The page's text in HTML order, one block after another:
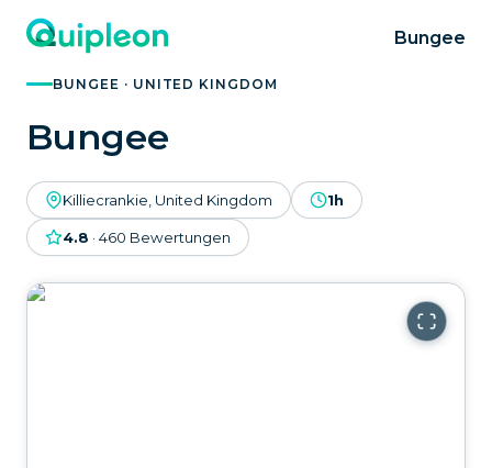
Bungee
BUNGEE · UNITED KINGDOM
Bungee
Killiecrankie, United Kingdom 1h
4.8 · 460 Bewertungen